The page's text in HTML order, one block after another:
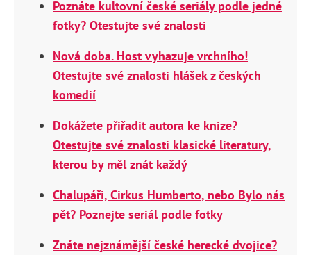
Poznáte kultovní české seriály podle jedné
fotky? Otestujte své znalosti
Nová doba. Host vyhazuje vrchního!
Otestujte své znalosti hlášek z českých
komedií
Dokážete přiřadit autora ke knize?
Otestujte své znalosti klasické literatury,
kterou by měl znát každý
Chalupáři, Cirkus Humberto, nebo Bylo nás
pět? Poznejte seriál podle fotky
Znáte nejznámější české herecké dvojice?